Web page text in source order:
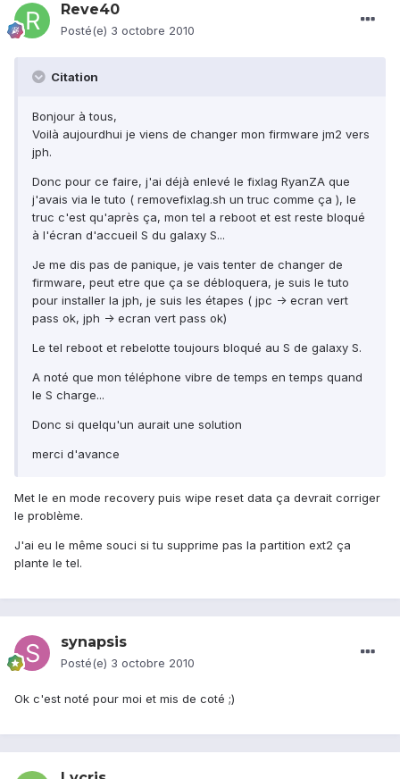
Reve40
Posté(e) 3 octobre 2010
Citation
Bonjour à tous,
Voilà aujourdhui je viens de changer mon firmware jm2 vers
jph.
Donc pour ce faire, j'ai déjà enlevé le fixlag RyanZA que
j'avais via le tuto ( removefixlag.sh un truc comme ça ), le
truc c'est qu'après ça, mon tel a reboot et est reste bloqué
à l'écran d'accueil S du galaxy S...
Je me dis pas de panique, je vais tenter de changer de
firmware, peut etre que ça se débloquera, je suis le tuto
pour installer la jph, je suis les étapes ( jpc -> ecran vert
pass ok, jph -> ecran vert pass ok)
Le tel reboot et rebelotte toujours bloqué au S de galaxy S.
A noté que mon téléphone vibre de temps en temps quand
le S charge...
Donc si quelqu'un aurait une solution
merci d'avance
Met le en mode recovery puis wipe reset data ça devrait corriger
le problème.
J'ai eu le même souci si tu supprime pas la partition ext2 ça
plante le tel.
synapsis
Posté(e) 3 octobre 2010
Ok c'est noté pour moi et mis de coté ;)